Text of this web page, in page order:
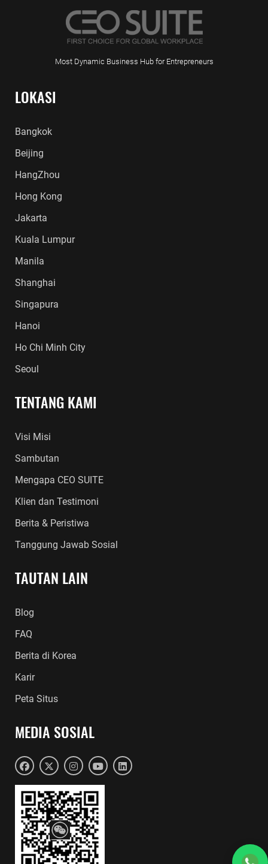
Most Dynamic Business Hub for Entrepreneurs
LOKASI
Bangkok
Beijing
HangZhou
Hong Kong
Jakarta
Kuala Lumpur
Manila
Shanghai
Singapura
Hanoi
Ho Chi Minh City
Seoul
TENTANG KAMI
Visi Misi
Sambutan
Mengapa CEO SUITE
Klien dan Testimoni
Berita & Peristiwa
Tanggung Jawab Sosial
TAUTAN LAIN
Blog
FAQ
Berita di Korea
Karir
Peta Situs
MEDIA SOSIAL